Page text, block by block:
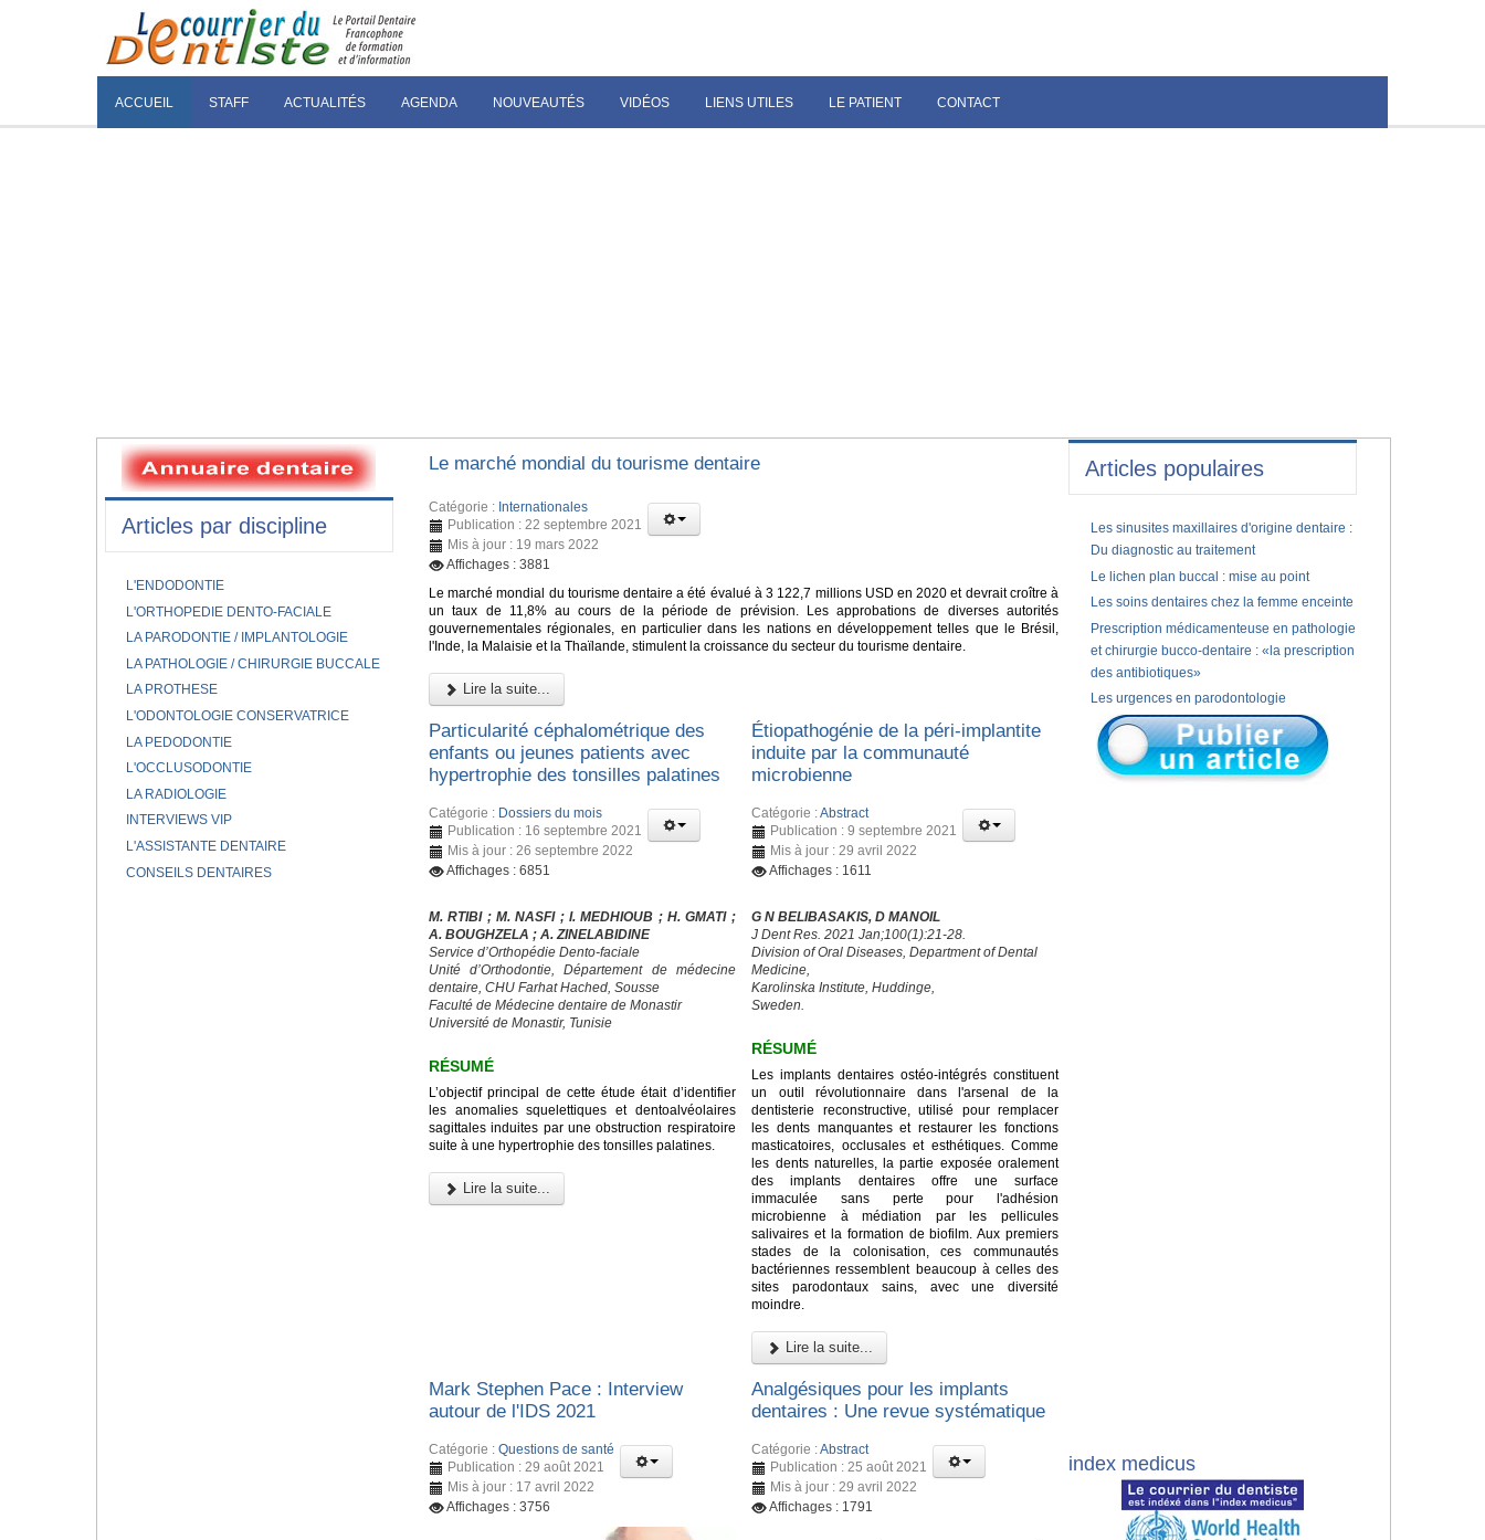
ACCUEIL STAFF ACTUALITÉS AGENDA NOUVEAUTÉS VIDÉOS LIENS UTILES LE PATIENT CONTACT
Le marché mondial du tourisme dentaire
Catégorie : Internationales
Publication : 22 septembre 2021
Mis à jour : 19 mars 2022
Affichages : 3881
Le marché mondial du tourisme dentaire a été évalué à 3 122,7 millions USD en 2020 et devrait croître à
un taux de 11,8% au cours de la période de prévision. Les approbations de diverses autorités
gouvernementales régionales, en particulier dans les nations en développement telles que le Brésil,
l'Inde, la Malaisie et la Thaïlande, stimulent la croissance du secteur du tourisme dentaire.
Lire la suite...
Particularité céphalométrique des
enfants ou jeunes patients avec
hypertrophie des tonsilles palatines
Catégorie : Dossiers du mois
Publication : 16 septembre 2021
Mis à jour : 26 septembre 2022
Affichages : 6851
M. RTIBI ; M. NASFI ; I. MEDHIOUB ; H. GMATI ;
A. BOUGHZELA ; A. ZINELABIDINE
Service d’Orthopédie Dento-faciale
Unité d’Orthodontie, Département de médecine
dentaire, CHU Farhat Hached, Sousse
Faculté de Médecine dentaire de Monastir
Université de Monastir, Tunisie
RÉSUMÉ
L’objectif principal de cette étude était d’identifier
les anomalies squelettiques et dentoalvéolaires
sagittales induites par une obstruction respiratoire
suite à une hypertrophie des tonsilles palatines.
Lire la suite...
Étiopathogénie de la péri-implantite
induite par la communauté
microbienne
Catégorie :Abstract
Publication : 9 septembre 2021
Mis à jour : 29 avril 2022
Affichages : 1611
G N BELIBASAKIS, D MANOIL
J Dent Res. 2021 Jan;100(1):21-28.
Division of Oral Diseases, Department of Dental
Medicine,
Karolinska Institute, Huddinge,
Sweden.
RÉSUMÉ
Les implants dentaires ostéo-intégrés constituent
un outil révolutionnaire dans l'arsenal de la
dentisterie reconstructive, utilisé pour remplacer
les dents manquantes et restaurer les fonctions
masticatoires, occlusales et esthétiques. Comme
les dents naturelles, la partie exposée oralement
des implants dentaires offre une surface
immaculée sans perte pour l'adhésion
microbienne à médiation par les pellicules
salivaires et la formation de biofilm. Aux premiers
stades de la colonisation, ces communautés
bactériennes ressemblent beaucoup à celles des
sites parodontaux sains, avec une diversité
moindre.
Lire la suite...
Mark Stephen Pace : Interview
autour de l'IDS 2021
Catégorie : Questions de santé
Publication : 29 août 2021
Mis à jour : 17 avril 2022
Affichages : 3756
Analgésiques pour les implants
dentaires : Une revue systématique
Catégorie :Abstract
Publication : 25 août 2021
Mis à jour : 29 avril 2022
Affichages : 1791
Articles par discipline
L'ENDODONTIE
L'ORTHOPEDIE DENTO-FACIALE
LA PARODONTIE / IMPLANTOLOGIE
LA PATHOLOGIE / CHIRURGIE BUCCALE
LA PROTHESE
L'ODONTOLOGIE CONSERVATRICE
LA PEDODONTIE
L'OCCLUSODONTIE
LA RADIOLOGIE
INTERVIEWS VIP
L'ASSISTANTE DENTAIRE
CONSEILS DENTAIRES
Articles populaires
Les sinusites maxillaires d'origine dentaire :
Du diagnostic au traitement
Le lichen plan buccal : mise au point
Les soins dentaires chez la femme enceinte
Prescription médicamenteuse en pathologie
et chirurgie bucco-dentaire : «la prescription
des antibiotiques»
Les urgences en parodontologie
index medicus